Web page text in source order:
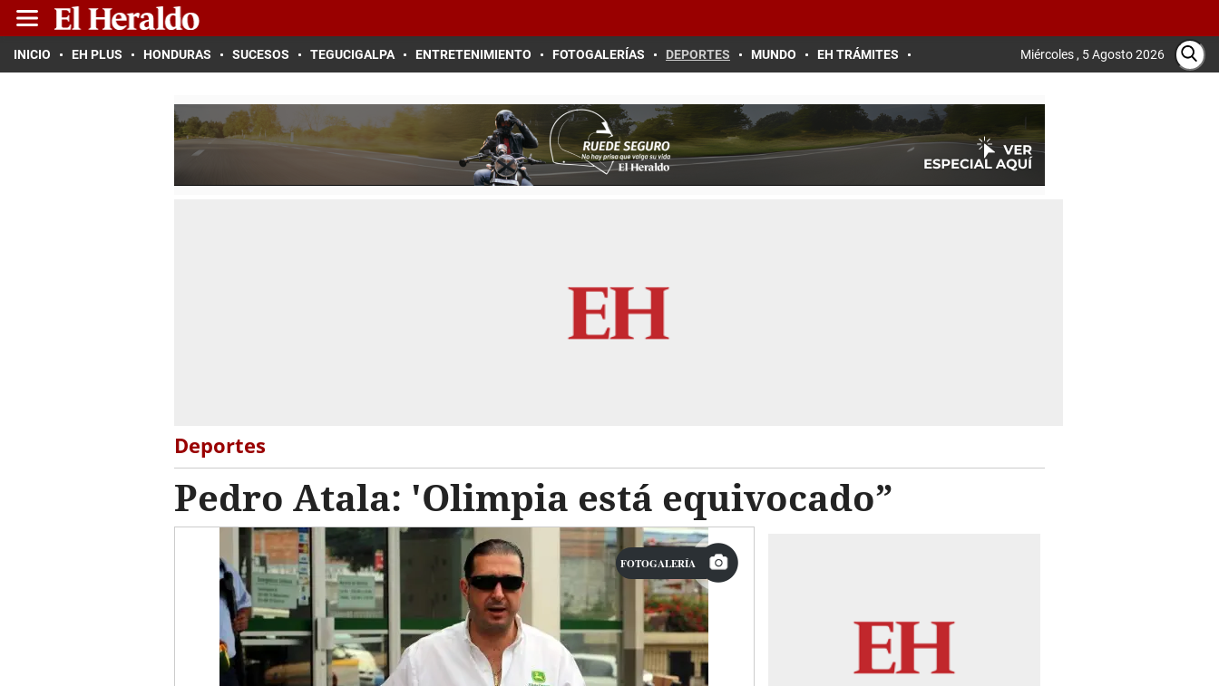
INICIO EH PLUS HONDURAS SUCESOS TEGUCIGALPA ENTRETENIMIENTO FOTOGALERÍAS DEPORTES MUNDO EH TRÁMITES Miércoles , 5 Agosto 2026
Deportes
Pedro Atala: 'Olimpia está equivocado”
FOTOGALERÍA